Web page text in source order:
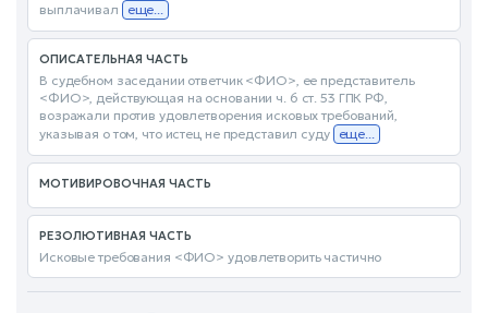
выплачивал
еще...
ОПИСАТЕЛЬНАЯ ЧАСТЬ
В судебном заседании ответчик <ФИО>, ее представитель
<ФИО>, действующая на основании ч. 6 ст. 53 ГПК РФ,
возражали против удовлетворения исковых требований,
указывая о том, что истец не представил суду еще...
МОТИВИРОВОЧНАЯ ЧАСТЬ
РЕЗОЛЮТИВНАЯ ЧАСТЬ
Исковые требования <ФИО> удовлетворить частично